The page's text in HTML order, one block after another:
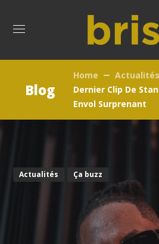
Blog
Home Actualités
Dernier Clip De
Envol Surprenant
Actualités Ça buzz